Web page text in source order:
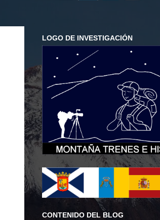
LOGO DE INVESTIGACIÓN
CONTENIDO DEL BLOG